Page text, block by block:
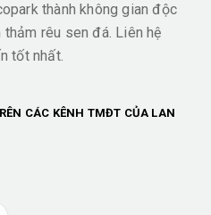
thành không gian độc
rêu sen đá. Liên hệ
tốt nhất.
CÁC KÊNH TMĐT CỦA LAN